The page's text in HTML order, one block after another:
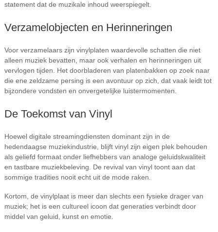
statement dat de muzikale inhoud weerspiegelt.
Verzamelobjecten en Herinneringen
Voor verzamelaars zijn vinylplaten waardevolle schatten die niet
alleen muziek bevatten, maar ook verhalen en herinneringen uit
vervlogen tijden. Het doorbladeren van platenbakken op zoek naar
die ene zeldzame persing is een avontuur op zich, dat vaak leidt tot
bijzondere vondsten en onvergetelijke luistermomenten.
De Toekomst van Vinyl
Hoewel digitale streamingdiensten dominant zijn in de
hedendaagse muziekindustrie, blijft vinyl zijn eigen plek behouden
als geliefd formaat onder liefhebbers van analoge geluidskwaliteit
en tastbare muziekbeleving. De revival van vinyl toont aan dat
sommige tradities nooit echt uit de mode raken.
Kortom, de vinylplaat is meer dan slechts een fysieke drager van
muziek; het is een cultureel icoon dat generaties verbindt door
middel van geluid, kunst en emotie.